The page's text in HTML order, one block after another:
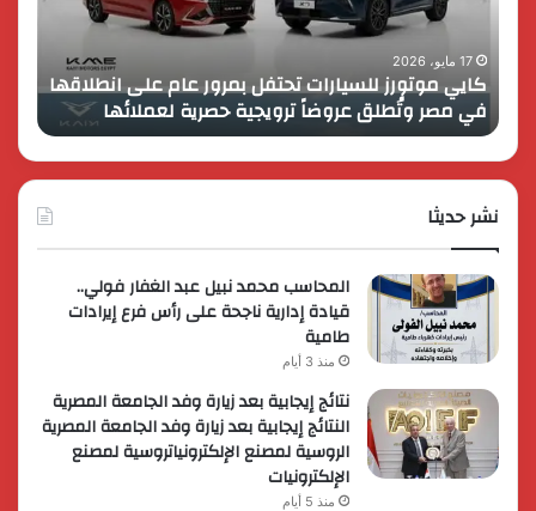
انطلاقها
في
مصر
وتُطلق
عروضاً
ترويجية
حصرية
17 مايو، 2026
كايي موتورز للسيارات تحتفل بمرور عام على انطلاقها
في مصر وتُطلق عروضاً ترويجية حصرية لعملائها
جديدة
نشر حديثا
المحاسب محمد نبيل عبد الغفار فولي..
قيادة إدارية ناجحة على رأس فرع إيرادات
طامية
منذ 3 أيام
نتائج إيجابية بعد زيارة وفد الجامعة المصرية
النتائج إيجابية بعد زيارة وفد الجامعة المصرية
الروسية لمصنع الإلكترونياتروسية لمصنع
الإلكترونيات
منذ 5 أيام